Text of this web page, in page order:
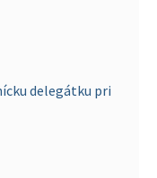
delegátku pri